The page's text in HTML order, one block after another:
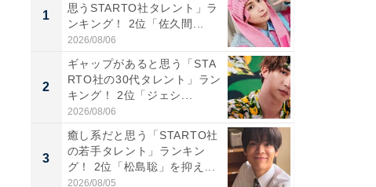
1
思うSTARTO社タレント」ラ
ンキング！ 2位「佐久間...
2026/08/06
2
ギャップがあると思う「STA
RTO社の30代タレント」ラン
キング！ 2位「ジェシ...
2026/08/06
3
癒し系だと思う「STARTO社
の若手タレント」ランキン
グ！ 2位「松島聡」を抑え...
2026/08/05